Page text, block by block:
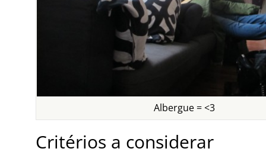
Albergue = <3
Critérios a considerar